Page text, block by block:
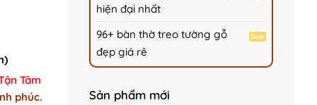
hiện đại nhất
96+ bàn thờ treo tường gỗ
đẹp giá rẻ
Sản phẩm mới
Tâm
phúc.